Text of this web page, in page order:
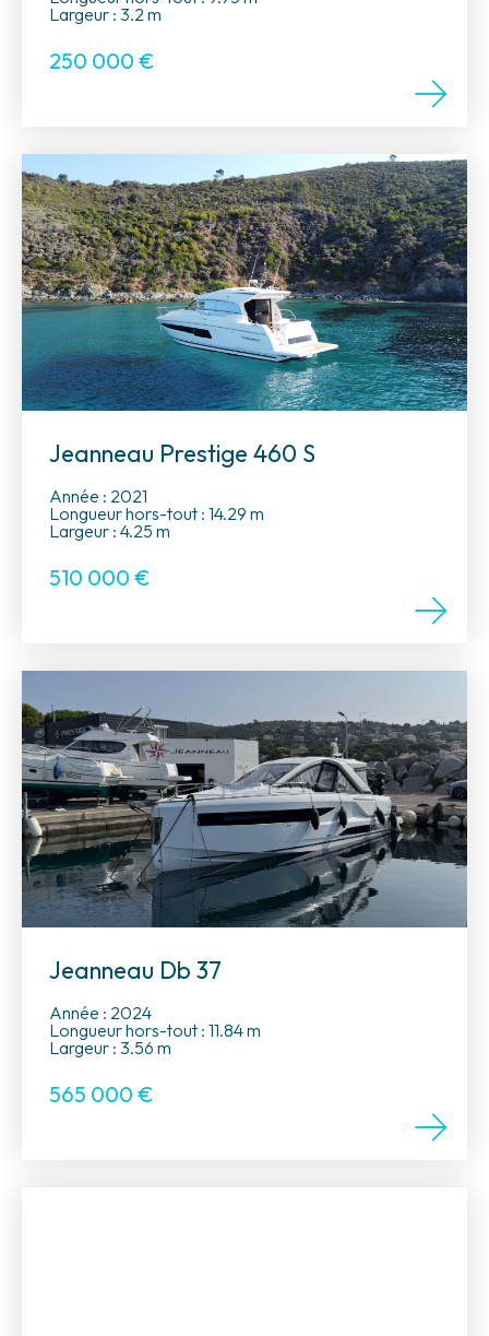
Largeur : 3.2 m
250 000 €
Jeanneau Prestige 460 S
Année : 2021
Longueur hors-tout : 14.29 m
Largeur : 4.25 m
510 000 €
Jeanneau Db 37
Année : 2024
Longueur hors-tout : 11.84 m
Largeur : 3.56 m
565 000 €